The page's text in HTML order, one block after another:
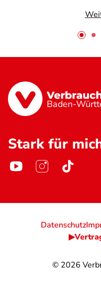
Baden-
Stark für
© 2026
Datenschutz